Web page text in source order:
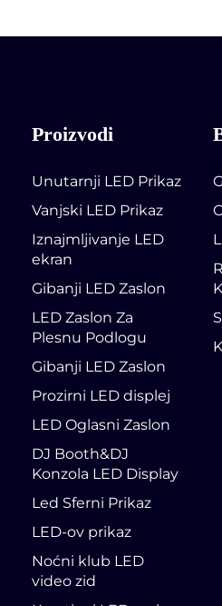
Proizvodi
Unutarnji LED Prikaz
Vanjski LED Prikaz
Iznajmljivanje LED
ekran
Gibanji LED Zaslon
LED Zaslon Za
Plesnu Podlogu
Gibanji LED Zaslon
Prozirni LED displej
LED Oglasni Zaslon
DJ Booth&DJ
Konzola LED Display
Led Sferni Prikaz
LED-ov prikaz
Noćni klub LED
video zid